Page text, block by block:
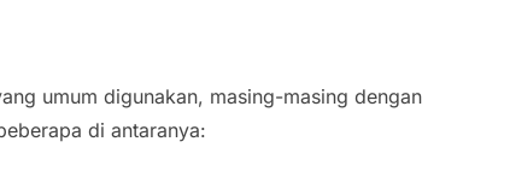
umum digunakan, masing-masing dengan
di antaranya: